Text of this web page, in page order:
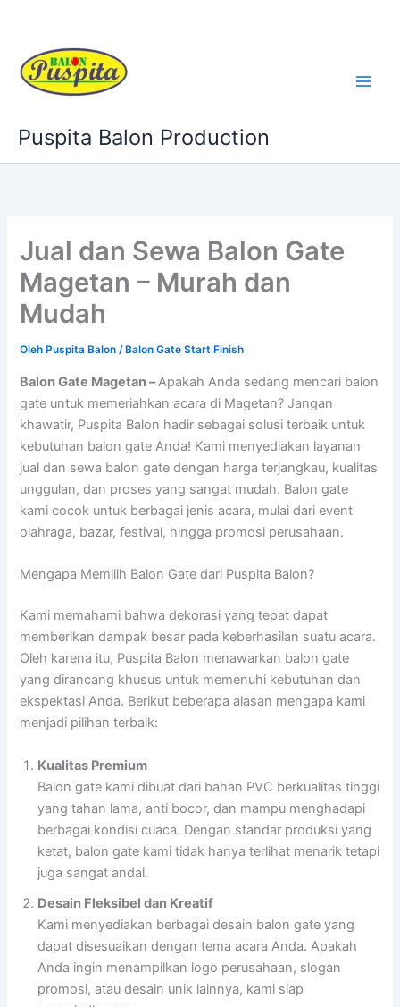
konten
Puspita Balon Production
Jual dan Sewa Balon Gate
Magetan – Murah dan
Mudah
Oleh Puspita Balon/ Balon Gate Start Finish
Balon Gate Magetan –Apakah Anda sedang mencari balon
gate untuk memeriahkan acara di Magetan? Jangan
khawatir, Puspita Balon hadir sebagai solusi terbaik untuk
kebutuhan balon gate Anda! Kami menyediakan layanan
jual dan sewa balon gate dengan harga terjangkau, kualitas
unggulan, dan proses yang sangat mudah. Balon gate
kami cocok untuk berbagai jenis acara, mulai dari event
olahraga, bazar, festival, hingga promosi perusahaan.
Mengapa Memilih Balon Gate dari Puspita Balon?
Kami memahami bahwa dekorasi yang tepat dapat
memberikan dampak besar pada keberhasilan suatu acara.
Oleh karena itu, Puspita Balon menawarkan balon gate
yang dirancang khusus untuk memenuhi kebutuhan dan
ekspektasi Anda. Berikut beberapa alasan mengapa kami
menjadi pilihan terbaik:
Kualitas Premium
Balon gate kami dibuat dari bahan PVC berkualitas tinggi
yang tahan lama, anti bocor, dan mampu menghadapi
berbagai kondisi cuaca. Dengan standar produksi yang
ketat, balon gate kami tidak hanya terlihat menarik tetapi
juga sangat andal.
Desain Fleksibel dan Kreatif
Kami menyediakan berbagai desain balon gate yang
dapat disesuaikan dengan tema acara Anda. Apakah
Anda ingin menampilkan logo perusahaan, slogan
promosi, atau desain unik lainnya, kami siap